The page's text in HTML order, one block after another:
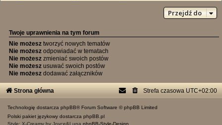
Przejdź do
Twoje uprawnienia na tym forum
Nie możesz tworzyć nowych tematów
Nie możesz odpowiadać w tematach
Nie możesz zmieniać swoich postów
Nie możesz usuwać swoich postów
Nie możesz dodawać załączników
Strona główna Strefa czasowa UTC+02:00
Technologię dostarcza phpBB® Forum Software © phpBB Limited
Polski pakiet językowy dostarcza phpBB.pl
Style: X-Creamy by Joyce&Luna phpBB-Style-Design